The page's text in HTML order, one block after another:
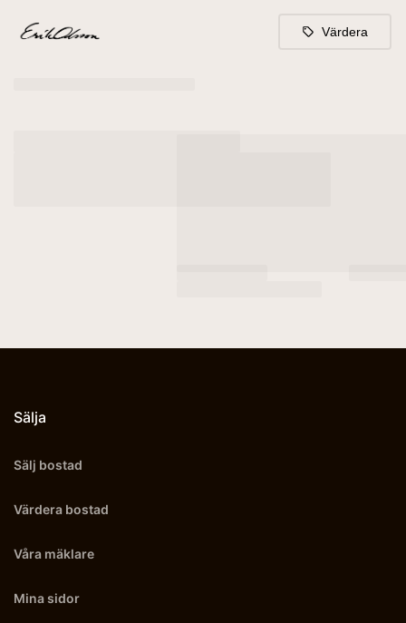
Värdera
Sälja
Sälj bostad
Värdera bostad
Våra mäklare
Mina sidor